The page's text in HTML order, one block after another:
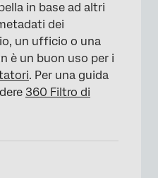
in base ad altri
dei
un ufficio o una
è un buon uso per i
. Per una guida
360 Filtro di